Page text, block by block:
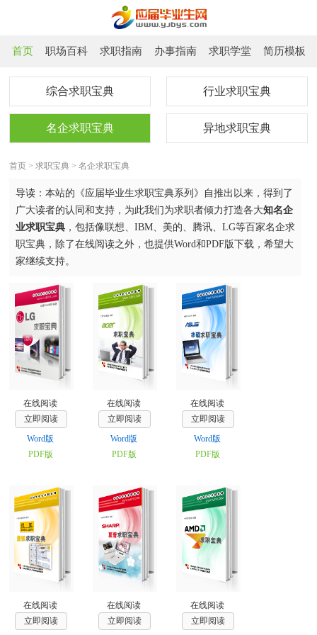
首页 职场百科 求职指南 办事指南 求职学堂 简历模板
综合求职宝典 行业求职宝典
名企求职宝典 异地求职宝典
首页 >求职宝典 >名企求职宝典
导读：本站的《应届毕业生求职宝典系列》自推出以来，得到了
广大读者的认同和支持，为此我们为求职者倾力打造各大知名企
业求职宝典，包括像联想、IBM、美的、腾讯、LG等百家名企求
职宝典，除了在线阅读之外，也提供Word和PDF版下载，希望大
家继续支持。
在线阅读
立即阅读
Word版
PDF版
在线阅读
立即阅读
Word版
PDF版
在线阅读
立即阅读
Word版
PDF版
在线阅读
立即阅读
在线阅读
立即阅读
在线阅读
立即阅读